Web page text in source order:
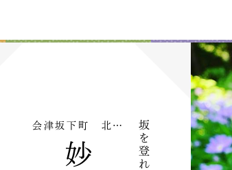
坂
を
登
れ
会津坂下町 北…
妙